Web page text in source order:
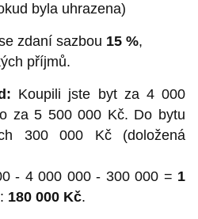
byla uhrazena)
zdaní sazbou 15 %,
příjmů.
Koupili jste byt za 4 000
za 5 500 000 Kč. Do bytu
300 000 Kč (doložená
- 4 000 000 - 300 000 = 1
180 000 Kč.